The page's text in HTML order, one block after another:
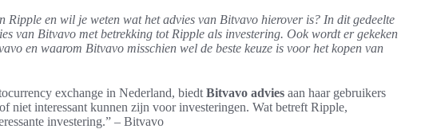
Ripple en wil je weten wat het advies van Bitvavo hierover is? In dit gedeelte
van Bitvavo met betrekking tot Ripple als investering. Ook wordt er gekeken
en waarom Bitvavo misschien wel de beste keuze is voor het kopen van
exchange in Nederland, biedt Bitvavo advies aan haar gebruikers
niet interessant kunnen zijn voor investeringen. Wat betreft Ripple,
investering.” – Bitvavo